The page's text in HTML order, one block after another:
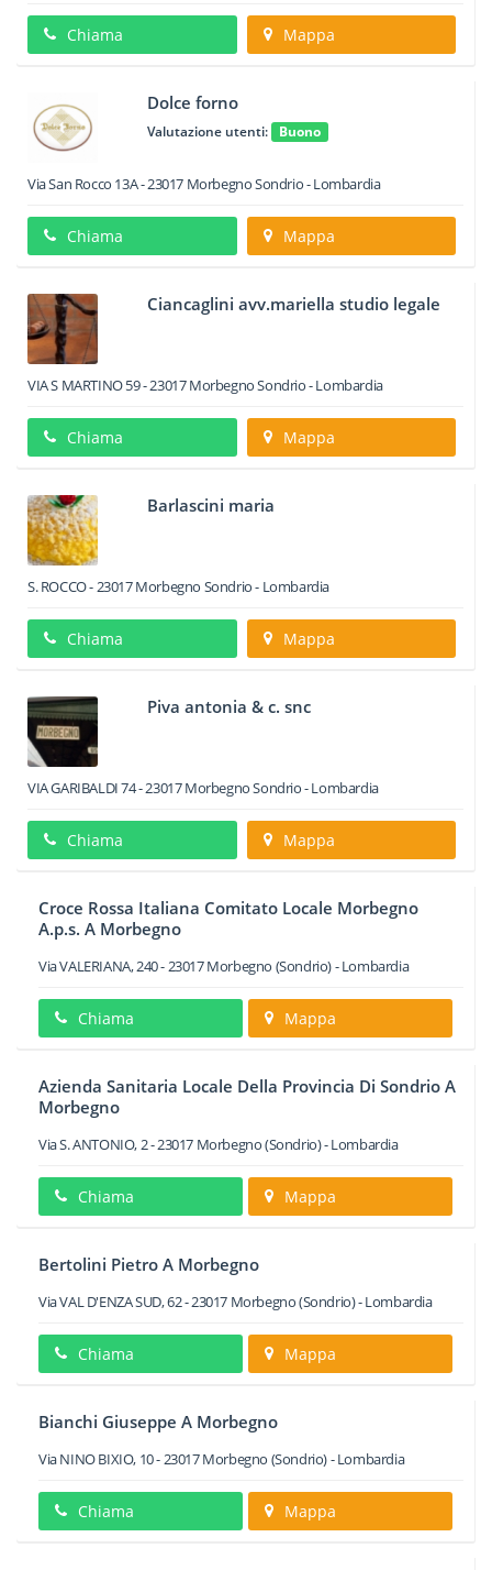
Chiama Mappa
Dolce forno
Valutazione utenti: Buono
Via San Rocco 13A-23017 MorbegnoSondrio -Lombardia
Chiama Mappa
Ciancaglini avv.mariella studio legale
VIA S MARTINO 59-23017MorbegnoSondrio -Lombardia
Chiama Mappa
Barlascini maria
S. ROCCO-23017Morbegno Sondrio - Lombardia
Chiama Mappa
Piva antonia & c. snc
VIA GARIBALDI 74-23017MorbegnoSondrio -Lombardia
Chiama Mappa
Croce Rossa Italiana Comitato Locale Morbegno
A.p.s. A Morbegno
Via VALERIANA, 240-23017Morbegno (Sondrio) -Lombardia
Chiama Mappa
Azienda Sanitaria Locale Della Provincia Di Sondrio A
Morbegno
Via S. ANTONIO, 2-23017 Morbegno(Sondrio) -Lombardia
Chiama Mappa
Bertolini Pietro A Morbegno
Via VAL D'ENZA SUD, 62-23017 Morbegno(Sondrio) -Lombardia
Chiama Mappa
Bianchi Giuseppe A Morbegno
Via NINO BIXIO, 10-23017Morbegno (Sondrio) -Lombardia
Chiama Mappa